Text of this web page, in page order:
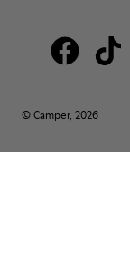
© Camper, 2026